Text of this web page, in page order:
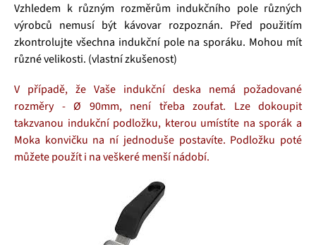
Vzhledem k různým rozměrům indukčního pole různých
výrobců nemusí být kávovar rozpoznán. Před použitím
zkontrolujte všechna indukční pole na sporáku. Mohou mít
různé velikosti. (vlastní zkušenost)
V případě, že Vaše indukční deska nemá požadované
rozměry - Ø 90mm, není třeba zoufat. Lze dokoupit
takzvanou indukční podložku, kterou umístíte na sporák a
Moka konvičku na ní jednoduše postavíte. Podložku poté
můžete použít i na veškeré menší nádobí.